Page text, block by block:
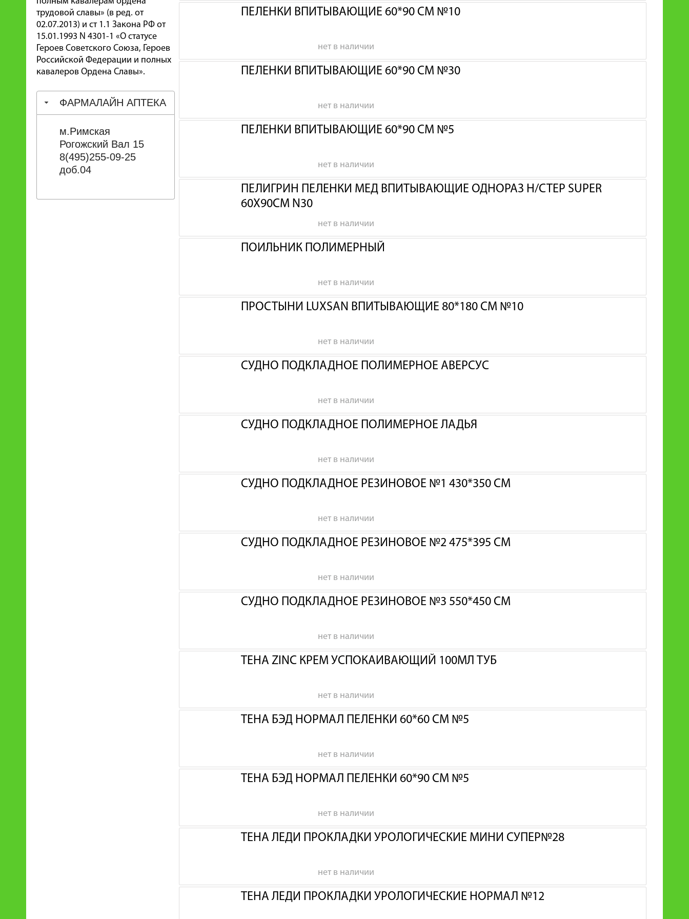
трудовой славы» (в ред. от
02.07.2013) и ст 1.1 Закона РФ от
15.01.1993 N 4301-1 «О статусе
Героев Советского Союза, Героев
Российской Федерации и полных
кавалеров Ордена Славы».
ФАРМАЛАЙН АПТЕКА
м.Римская
Рогожский Вал 15
8(495)255-09-25
доб.04
ПЕЛЕНКИ ВПИТЫВАЮЩИЕ 60*90 СМ №10
нет в наличии
ПЕЛЕНКИ ВПИТЫВАЮЩИЕ 60*90 СМ №30
нет в наличии
ПЕЛЕНКИ ВПИТЫВАЮЩИЕ 60*90 СМ №5
нет в наличии
ПЕЛИГРИН ПЕЛЕНКИ МЕД ВПИТЫВАЮЩИЕ ОДНОРАЗ Н/СТЕР SUPER
60Х90СМ N30
нет в наличии
ПОИЛЬНИК ПОЛИМЕРНЫЙ
нет в наличии
ПРОСТЫНИ LUXSAN ВПИТЫВАЮЩИЕ 80*180 СМ №10
нет в наличии
СУДНО ПОДКЛАДНОЕ ПОЛИМЕРНОЕ АВЕРСУС
нет в наличии
СУДНО ПОДКЛАДНОЕ ПОЛИМЕРНОЕ ЛАДЬЯ
нет в наличии
СУДНО ПОДКЛАДНОЕ РЕЗИНОВОЕ №1 430*350 СМ
нет в наличии
СУДНО ПОДКЛАДНОЕ РЕЗИНОВОЕ №2 475*395 СМ
нет в наличии
СУДНО ПОДКЛАДНОЕ РЕЗИНОВОЕ №3 550*450 СМ
нет в наличии
ТЕНА ZINC КРЕМ УСПОКАИВАЮЩИЙ 100МЛ ТУБ
нет в наличии
ТЕНА БЭД НОРМАЛ ПЕЛЕНКИ 60*60 СМ №5
нет в наличии
ТЕНА БЭД НОРМАЛ ПЕЛЕНКИ 60*90 СМ №5
нет в наличии
ТЕНА ЛЕДИ ПРОКЛАДКИ УРОЛОГИЧЕСКИЕ МИНИ СУПЕР№28
нет в наличии
ТЕНА ЛЕДИ ПРОКЛАДКИ УРОЛОГИЧЕСКИЕ НОРМАЛ №12